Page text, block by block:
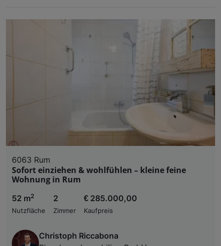
6063 Rum
Sofort einziehen & wohlfühlen – kleine feine
Wohnung in Rum
52 m2
Nutzfläche
2
Zimmer
€ 285.000,00
Kaufpreis
Christoph Riccabona